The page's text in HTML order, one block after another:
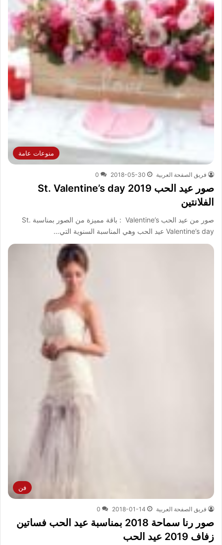
منوعات عامة
فريق الصفحة العربية 2018-05-30
0
صور عيد الحب 2019 St. Valentine’s day
الفلانتين
صور من عيد الحب Valentine’s : باقة مميزة من الصور بمناسبة St.
Valentine’s day عيد الحب وهي المناسبة السنوية التي…
فن
فريق الصفحة العربية 2018-01-14
0
صور رنا سماحة 2018 بمناسبة عيد الحب فساتين
زفاف 2019 عيد الحب